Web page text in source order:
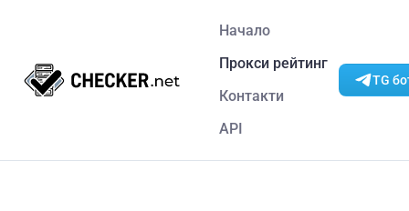
Начало
Прокси рейтинг
Контакти
API
TG